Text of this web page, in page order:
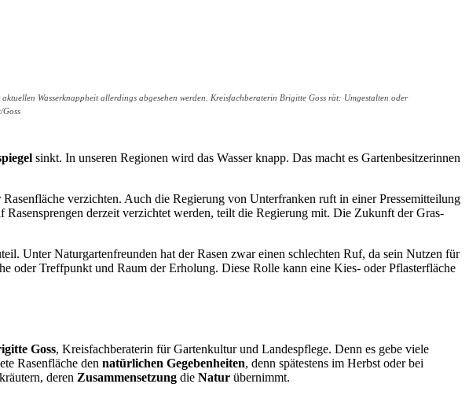
Wasserknappheit allerdings abgesehen werden. Kreisfachberaterin Brigitte Goss rät: Umgestalten oder
sinkt. In unseren Regionen wird das Wasser knapp. Das macht es Gartenbesitzerinnen
verzichten. Auch die Regierung von Unterfranken ruft in einer Pressemitteilung
Rasensprengen derzeit verzichtet werden, teilt die Regierung mit. Die Zukunft der Gras-
Unter Naturgartenfreunden hat der Rasen zwar einen schlechten Ruf, da sein Nutzen für
oder Treffpunkt und Raum der Erholung. Diese Rolle kann eine Kies- oder Pflasterfläche
Goss, Kreisfachberaterin für Gartenkultur und Landespflege. Denn es gebe viele
Rasenfläche den natürlichen Gegebenheiten, denn spätestens im Herbst oder bei
deren Zusammensetzung die Natur übernimmt.